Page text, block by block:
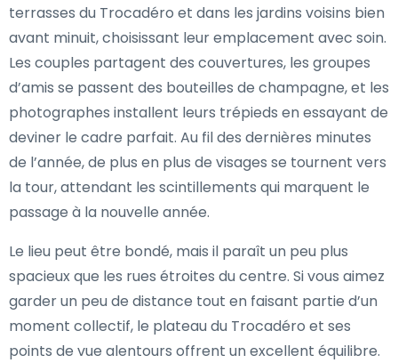
terrasses du Trocadéro et dans les jardins voisins bien
avant minuit, choisissant leur emplacement avec soin.
Les couples partagent des couvertures, les groupes
d’amis se passent des bouteilles de champagne, et les
photographes installent leurs trépieds en essayant de
deviner le cadre parfait. Au fil des dernières minutes
de l’année, de plus en plus de visages se tournent vers
la tour, attendant les scintillements qui marquent le
passage à la nouvelle année.
Le lieu peut être bondé, mais il paraît un peu plus
spacieux que les rues étroites du centre. Si vous aimez
garder un peu de distance tout en faisant partie d’un
moment collectif, le plateau du Trocadéro et ses
points de vue alentours offrent un excellent équilibre.